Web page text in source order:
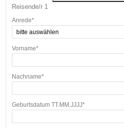
Reisende/r 1
Anrede*
Vorname*
Nachname*
Geburtsdatum TT.MM.JJJJ*